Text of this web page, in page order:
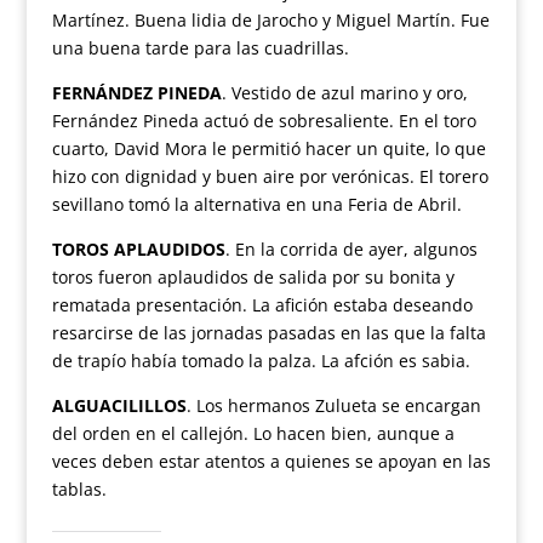
Martínez. Buena lidia de Jarocho y Miguel Martín. Fue
una buena tarde para las cuadrillas.
FERNÁNDEZ PINEDA. Vestido de azul marino y oro,
Fernández Pineda actuó de sobresaliente. En el toro
cuarto, David Mora le permitió hacer un quite, lo que
hizo con dignidad y buen aire por verónicas. El torero
sevillano tomó la alternativa en una Feria de Abril.
TOROS APLAUDIDOS. En la corrida de ayer, algunos
toros fueron aplaudidos de salida por su bonita y
rematada presentación. La afición estaba deseando
resarcirse de las jornadas pasadas en las que la falta
de trapío había tomado la palza. La afción es sabia.
ALGUACILILLOS. Los hermanos Zulueta se encargan
del orden en el callejón. Lo hacen bien, aunque a
veces deben estar atentos a quienes se apoyan en las
tablas.